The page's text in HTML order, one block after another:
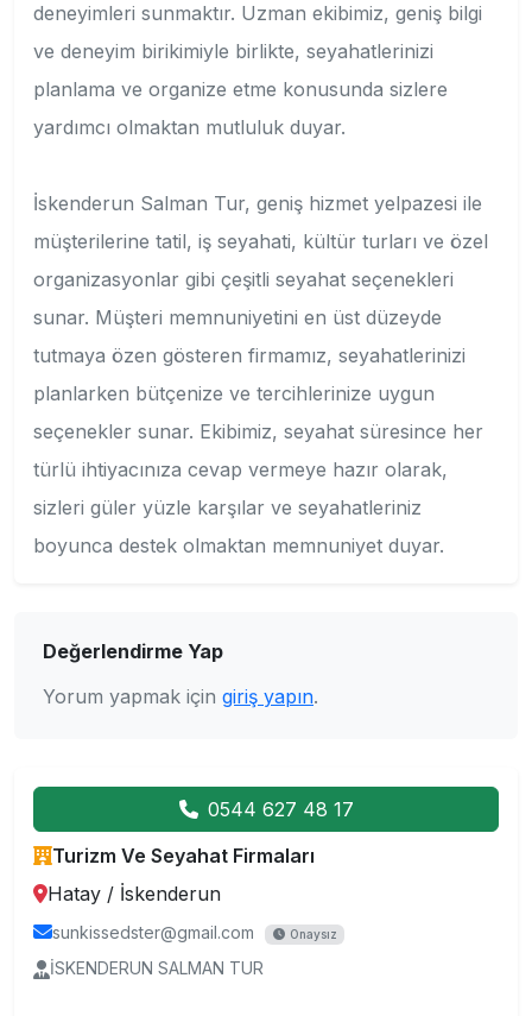
deneyimleri sunmaktır. Uzman ekibimiz, geniş bilgi
ve deneyim birikimiyle birlikte, seyahatlerinizi
planlama ve organize etme konusunda sizlere
yardımcı olmaktan mutluluk duyar.
İskenderun Salman Tur, geniş hizmet yelpazesi ile
müşterilerine tatil, iş seyahati, kültür turları ve özel
organizasyonlar gibi çeşitli seyahat seçenekleri
sunar. Müşteri memnuniyetini en üst düzeyde
tutmaya özen gösteren firmamız, seyahatlerinizi
planlarken bütçenize ve tercihlerinize uygun
seçenekler sunar. Ekibimiz, seyahat süresince her
türlü ihtiyacınıza cevap vermeye hazır olarak,
sizleri güler yüzle karşılar ve seyahatleriniz
boyunca destek olmaktan memnuniyet duyar.
Değerlendirme Yap
Yorum yapmak için giriş yapın.
0544 627 48 17
Turizm Ve Seyahat Firmaları
Hatay / İskenderun
sunkissedster@gmail.com Onaysız
İSKENDERUN SALMAN TUR